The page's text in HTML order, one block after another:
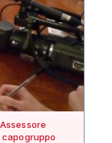
capogruppo